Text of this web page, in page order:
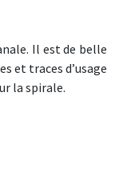
Il est de belle
et traces d’usage
la spirale.